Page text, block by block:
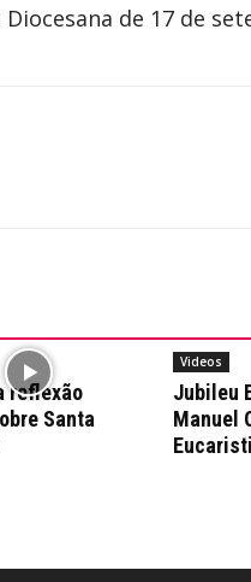
de 17 de
reflexão
Santa
Videos
Jubileu
Manuel